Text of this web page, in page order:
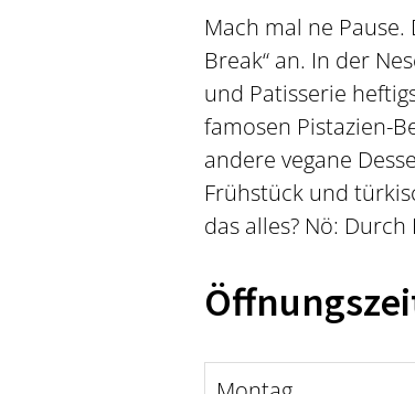
Mach mal ne
Break“ an. In der
und Patisserie
famosen Pistazien-
andere vegane
Frühstück und
das alles? Nö: